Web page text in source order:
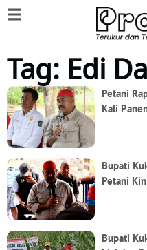
Tag: Edi
Petani
Kali
Bupati
Petani
Bupati